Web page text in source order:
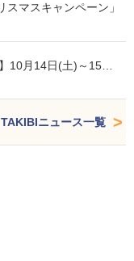
マスキャンペーン」
10月14日(土)～15…
TAKIBIニュース一覧